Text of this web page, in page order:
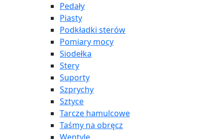
Pedały
Piasty
Podkładki sterów
Pomiary mocy
Siodełka
Stery
Suporty
Szprychy
Sztyce
Tarcze hamulcowe
Taśmy na obręcz